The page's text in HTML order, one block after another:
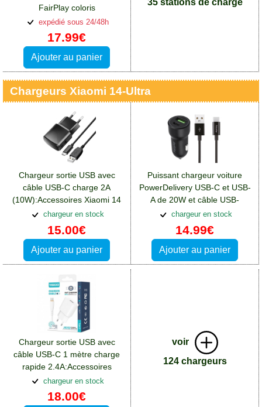
FairPlay coloris
blanc:Accessoires Xiaomi 14
Ultra
expédié sous 24/48h
17.99€
Ajouter au panier
Chargeurs Xiaomi 14-Ultra
Chargeur sortie USB avec
câble USB-C charge 2A
(10W):Accessoires Xiaomi 14
Ultra
chargeur en stock
15.00€
Ajouter au panier
Puissant chargeur voiture
PowerDelivery USB-C et USB-
A de 20W et câble USB-
C:Accessoires Xiaomi 14 Ultra
chargeur en stock
14.99€
Ajouter au panier
Chargeur sortie USB avec
câble USB-C 1 mètre charge
rapide 2.4A:Accessoires
Xiaomi 14 Ultra
chargeur en stock
18.00€
voir
124 chargeurs